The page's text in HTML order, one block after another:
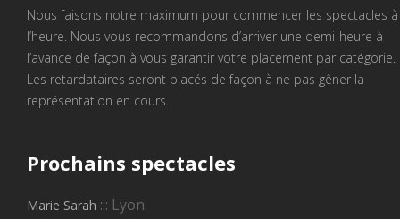
Nous faisons notre maximum pour commencer les spectacles à
l’heure. Nous vous recommandons d’arriver une demi-heure à
l’avance de façon à vous garantir votre placement par catégorie.
Les retardataires seront placés de façon à ne pas gêner la
représentation en cours.
Prochains spectacles
Marie Sarah ::: Lyon